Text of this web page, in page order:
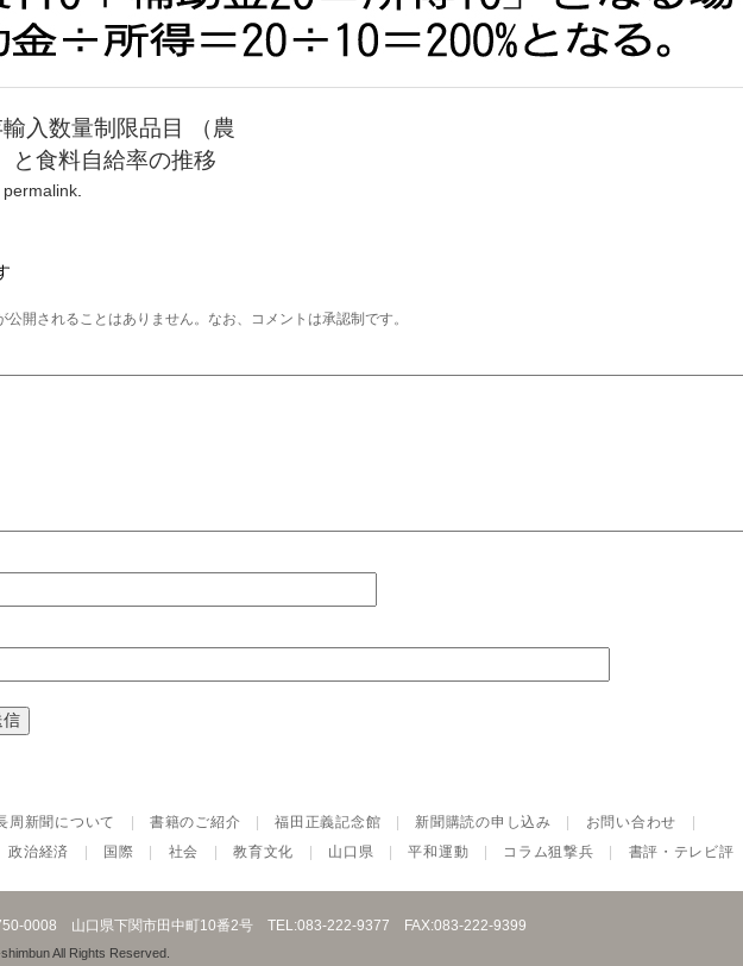
入数量制限品目 （農
と食料自給率の推移
permalink
公開されることはありません。なお、コメントは承認制です。
周新聞について |書籍のご紹介 |福田正義記念館 新聞購読の申し込み お問い合わせ
政治経済 国際 社会 |教育文化 山口県 |平和運動 コラム狙撃兵 書評・テレビ評
0008 山口県下関市田中町10番2号 TEL:083-222-9377 FAX:083-222-9399
All Rights Reserved.